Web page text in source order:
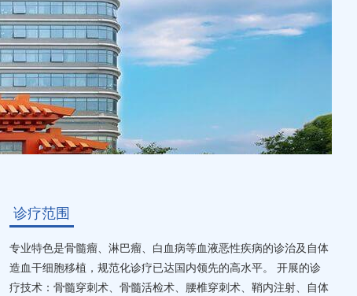
诊疗范围
专业特色是骨髓瘤、淋巴瘤、白血病等血液恶性疾病的诊治及自体
造血干细胞移植，规范化诊疗已达国内领先的高水平。 开展的诊
疗技术：骨髓穿刺术、骨髓活检术、腰椎穿刺术、鞘内注射、自体